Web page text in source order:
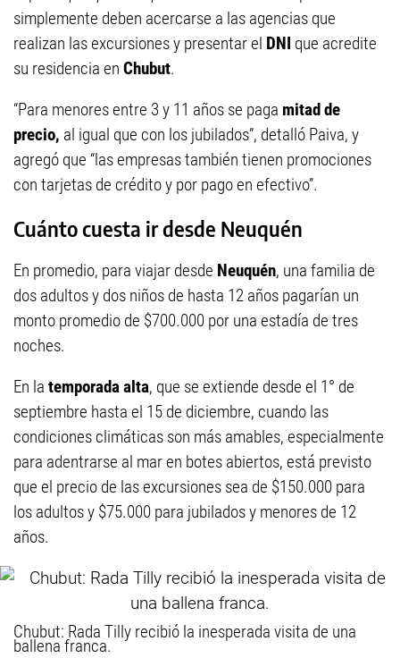
simplemente deben acercarse a las agencias que
realizan las excursiones y presentar el DNI que acredite
su residencia en Chubut.
“Para menores entre 3 y 11 años se paga mitad de
precio, al igual que con los jubilados”, detalló Paiva, y
agregó que “las empresas también tienen promociones
con tarjetas de crédito y por pago en efectivo”.
Cuánto cuesta ir desde Neuquén
En promedio, para viajar desde Neuquén, una familia de
dos adultos y dos niños de hasta 12 años pagarían un
monto promedio de $700.000 por una estadía de tres
noches.
En la temporada alta, que se extiende desde el 1° de
septiembre hasta el 15 de diciembre, cuando las
condiciones climáticas son más amables, especialmente
para adentrarse al mar en botes abiertos, está previsto
que el precio de las excursiones sea de $150.000 para
los adultos y $75.000 para jubilados y menores de 12
años.
Chubut: Rada Tilly recibió la inesperada visita de una
ballena franca.